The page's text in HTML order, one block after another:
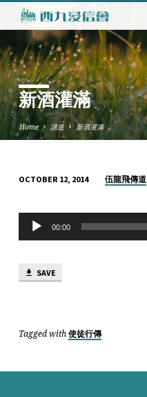
新酒灌滿
Home 講道 新酒灌滿
酒
灌
滿
OCTOBER 12, 2014 伍龍飛傳道
Audio
Player
00:00
SAVE
Tagged with 使徒行傳